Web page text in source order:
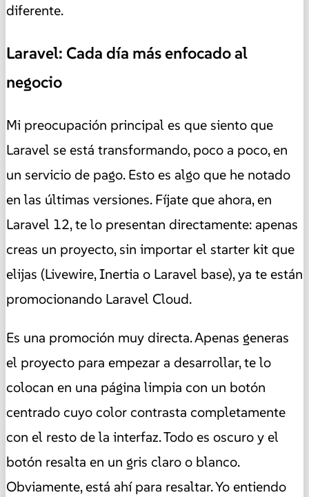
diferente.
Laravel: Cada día más enfocado al
negocio
Mi preocupación principal es que siento que
Laravel se está transformando, poco a poco, en
un servicio de pago. Esto es algo que he notado
en las últimas versiones. Fíjate que ahora, en
Laravel 12, te lo presentan directamente: apenas
creas un proyecto, sin importar el starter kit que
elijas (Livewire, Inertia o Laravel base), ya te están
promocionando Laravel Cloud.
Es una promoción muy directa. Apenas generas
el proyecto para empezar a desarrollar, te lo
colocan en una página limpia con un botón
centrado cuyo color contrasta completamente
con el resto de la interfaz. Todo es oscuro y el
botón resalta en un gris claro o blanco.
Obviamente, está ahí para resaltar. Yo entiendo